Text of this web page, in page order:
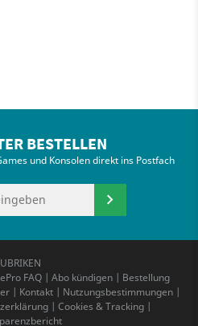
BESTELLEN
und Konsolen direkt ins Postfach
FAQ| Abo kündigen| Bestellung
| Kontakt | Nutzungsbestimmungen |
| Cookies & Tracking|